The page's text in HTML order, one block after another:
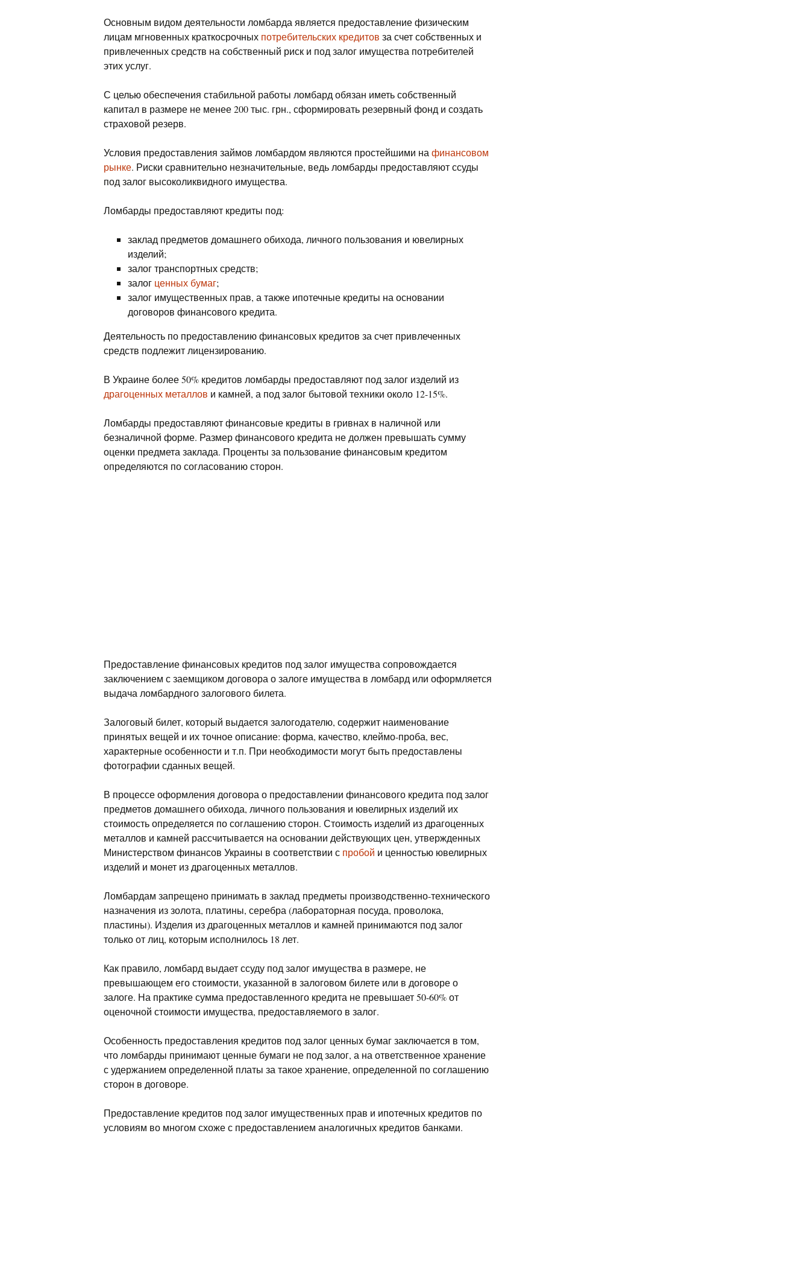
Основным видом деятельности ломбарда является предоставление физическим
лицам мгновенных краткосрочных потребительских кредитов за счет собственных и
привлеченных средств на собственный риск и под залог имущества потребителей
этих услуг.
С целью обеспечения стабильной работы ломбард обязан иметь собственный
капитал в размере не менее 200 тыс. грн., сформировать резервный фонд и создать
страховой резерв.
Условия предоставления займов ломбардом являются простейшими на финансовом
рынке. Риски сравнительно незначительные, ведь ломбарды предоставляют ссуды
под залог высоколиквидного имущества.
Ломбарды предоставляют кредиты под:
заклад предметов домашнего обихода, личного пользования и ювелирных
изделий;
залог транспортных средств;
залог ценных бумаг;
залог имущественных прав, а также ипотечные кредиты на основании
договоров финансового кредита.
Деятельность по предоставлению финансовых кредитов за счет привлеченных
средств подлежит лицензированию.
В Украине более 50% кредитов ломбарды предоставляют под залог изделий из
драгоценных металлов и камней, а под залог бытовой техники около 12-15%.
Ломбарды предоставляют финансовые кредиты в гривнах в наличной или
безналичной форме. Размер финансового кредита не должен превышать сумму
оценки предмета заклада. Проценты за пользование финансовым кредитом
определяются по согласованию сторон.
Предоставление финансовых кредитов под залог имущества сопровождается
заключением с заемщиком договора о залоге имущества в ломбард или оформляется
выдача ломбардного залогового билета.
Залоговый билет, который выдается залогодателю, содержит наименование
принятых вещей и их точное описание: форма, качество, клеймо-проба, вес,
характерные особенности и т.п. При необходимости могут быть предоставлены
фотографии сданных вещей.
В процессе оформления договора о предоставлении финансового кредита под залог
предметов домашнего обихода, личного пользования и ювелирных изделий их
стоимость определяется по соглашению сторон. Стоимость изделий из драгоценных
металлов и камней рассчитывается на основании действующих цен, утвержденных
Министерством финансов Украины в соответствии с пробой и ценностью ювелирных
изделий и монет из драгоценных металлов.
Ломбардам запрещено принимать в заклад предметы производственно-технического
назначения из золота, платины, серебра (лабораторная посуда, проволока,
пластины). Изделия из драгоценных металлов и камней принимаются под залог
только от лиц, которым исполнилось 18 лет.
Как правило, ломбард выдает ссуду под залог имущества в размере, не
превышающем его стоимости, указанной в залоговом билете или в договоре о
залоге. На практике сумма предоставленного кредита не превышает 50-60% от
оценочной стоимости имущества, предоставляемого в залог.
Особенность предоставления кредитов под залог ценных бумаг заключается в том,
что ломбарды принимают ценные бумаги не под залог, а на ответственное хранение
с удержанием определенной платы за такое хранение, определенной по соглашению
сторон в договоре.
Предоставление кредитов под залог имущественных прав и ипотечных кредитов по
условиям во многом схоже с предоставлением аналогичных кредитов банками.